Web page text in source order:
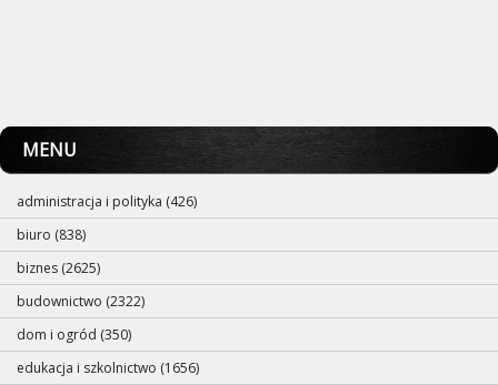
MENU
administracja i polityka (426)
biuro (838)
biznes (2625)
budownictwo (2322)
dom i ogród (350)
edukacja i szkolnictwo (1656)